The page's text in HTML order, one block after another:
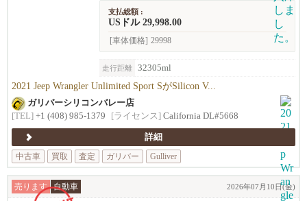
支払総額 :
USドル 29,998.00
[車体価格] 29998
走行距離 32305ml
2021 Jeep Wrangler Unlimited Sport SがSilicon V...
ガリバーシリコンバレー店
[TEL] +1 (408) 985-1379 [ライセンス] California DL#5668
詳細
中古車
買取 査定 ガリバー Gulliver
売ります 自動車 2026年07月10日(金)